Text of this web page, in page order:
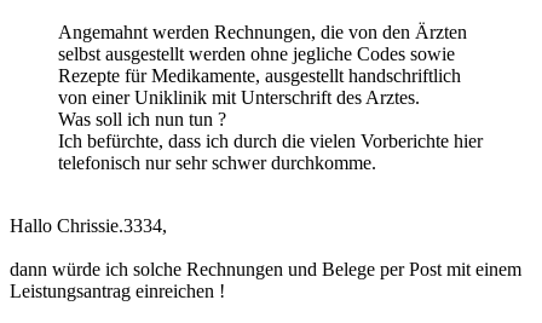
Angemahnt werden Rechnungen, die von den Ärzten
selbst ausgestellt werden ohne jegliche Codes sowie
Rezepte für Medikamente, ausgestellt handschriftlich
von einer Uniklinik mit Unterschrift des Arztes.
Was soll ich nun tun ?
Ich befürchte, dass ich durch die vielen Vorberichte hier
telefonisch nur sehr schwer durchkomme.
Hallo Chrissie.3334,
dann würde ich solche Rechnungen und Belege per Post mit einem
Leistungsantrag einreichen !